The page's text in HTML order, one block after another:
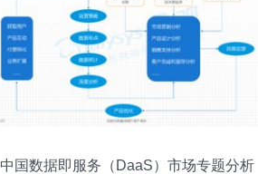
中国数据即服务（DaaS）市场专题分析